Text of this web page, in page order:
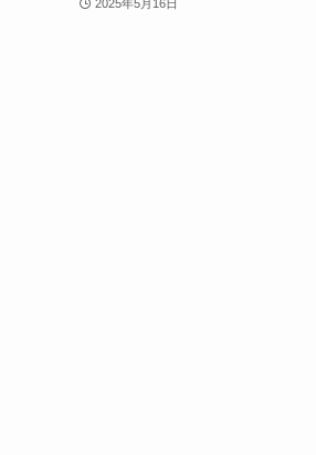
2025年5月16日